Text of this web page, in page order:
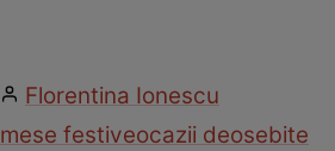
Florentina Ionescu
mese festiveocazii deosebite